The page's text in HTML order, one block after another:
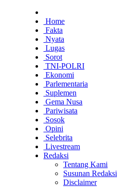
Home
Fakta
Nyata
Lugas
Sorot
TNI-POLRI
Ekonomi
Parlementaria
Suplemen
Gema Nusa
Pariwisata
Sosok
Opini
Selebrita
Livestream
Redaksi
Tentang Kami
Susunan Redaksi
Disclaimer